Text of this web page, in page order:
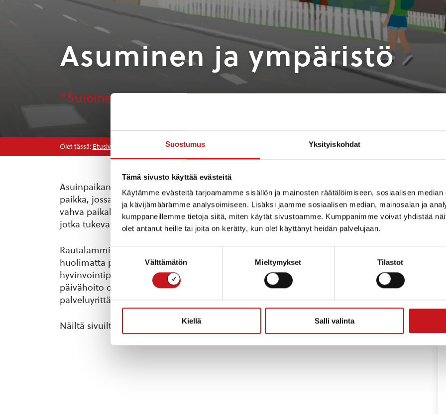
Suostumus Yksityiskohdat
Tämä sivusto käyttää evästeitä
Käytämme evästeitä tarjoamamme sisällön ja mainosten räätälöimiseen, sosiaalisen
ja kävijämäärämme analysoimiseen. Lisäksi jaamme sosiaalisen median, mainosalan ja
kumppaneillemme tietoja siitä, miten käytät sivustoamme. Kumppanimme voivat yhdistää
olet antanut heille tai joita on kerätty, kun olet käyttänyt heidän palvelujaan.
valinta
Välttämätön Mieltymykset Tilastot
Kiellä Salli valinta
Asuminen ja ympäristö
”Suloinen Rautalammin raitti”
Olet tässä: Etusivu Asuminen ja ympäristö
Asuinpaikan valitseminen on yksi elämän merkittävimmistä päätöksistä. Koti on
paikka, jossa on hyvä kasvaa ja johon on hyvä juurtua. Hyvän kotikunnan tekevät
vahva paikallisyhteisö, turvallisuus, henkinen hyvinvointi sekä kunnalliset palvelut,
jotka tukevat täysipainoista ja terveellistä elämää.
Rautalammilla asutaan väljästi lähellä luotoa ja lähellä palveluja. Kunta on koostaan
huolimatta pystynyt järjestämään kuntalaisten peruspalvelut mallikkaasti. Kuntalaisten
hyvinvointipalvelut, peruskoulu, lukio, terveyskeskus, vanhustenhuolto ja lasten
päivähoito on järjestetty toimivasti yhdessä kunnan ja useiden yksityisten
palveluyrittäjien kanssa.
Näiltä sivuilta löydät lisää tietoa elämisestä, asumisesta ja liikenteestä Rautalammilla.